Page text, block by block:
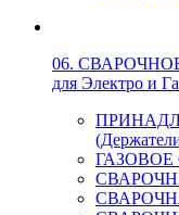
06.
для Электро и